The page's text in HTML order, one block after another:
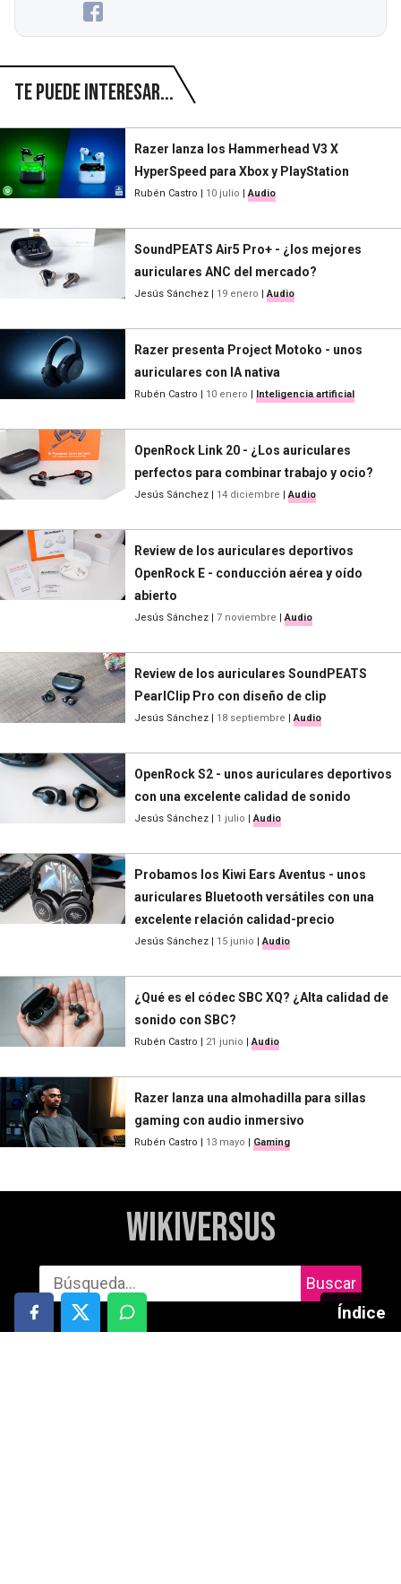
Te puede interesar...
Razer lanza los Hammerhead V3 X
HyperSpeed para Xbox y PlayStation
Rubén Castro | 10 julio |Audio
SoundPEATS Air5 Pro+ - ¿los mejores
auriculares ANC del mercado?
Jesús Sánchez | 19 enero |Audio
Razer presenta Project Motoko - unos
auriculares con IA nativa
Rubén Castro | 10 enero | Inteligencia artificial
OpenRock Link 20 - ¿Los auriculares
perfectos para combinar trabajo y ocio?
Jesús Sánchez | 14 diciembre |Audio
Review de los auriculares deportivos
OpenRock E - conducción aérea y oído
abierto
Jesús Sánchez | 7 noviembre |Audio
Review de los auriculares SoundPEATS
PearlClip Pro con diseño de clip
Jesús Sánchez | 18 septiembre |Audio
OpenRock S2 - unos auriculares deportivos
con una excelente calidad de sonido
Jesús Sánchez | 1 julio |Audio
Probamos los Kiwi Ears Aventus - unos
auriculares Bluetooth versátiles con una
excelente relación calidad-precio
Jesús Sánchez | 15 junio |Audio
¿Qué es el códec SBC XQ? ¿Alta calidad de
sonido con SBC?
Rubén Castro | 21 junio |Audio
Razer lanza una almohadilla para sillas
gaming con audio inmersivo
Rubén Castro | 13 mayo | Gaming
Índice
WikiVersus
Buscar